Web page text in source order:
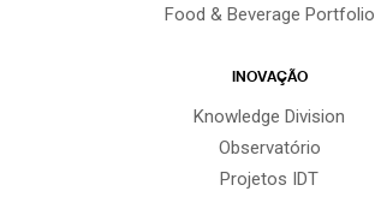
Food & Beverage Portfolio
INOVAÇÃO
Knowledge Division
Observatório
Projetos IDT